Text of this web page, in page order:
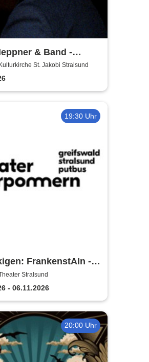
& Band -
Tour 2026St. Jakobi Stralsund
19:30 Uhr
FrankenstAIn -
Vorpommern
Stralsund
- 06.11.2026
20:00 Uhr